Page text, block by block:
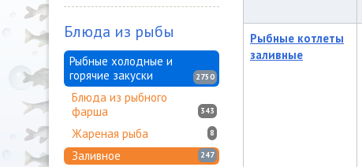
Блюда из рыбы
Рыбные холодные и
горячие закуски
2750
Блюда из рыбного
фарша
343
Жареная рыба 8
Заливное 247
Рыбные котлеты
заливные